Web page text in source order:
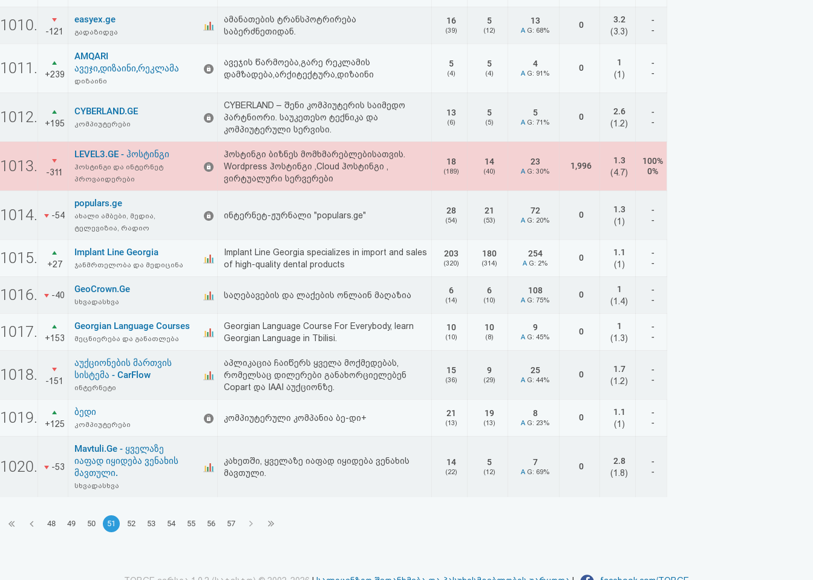
1010. -121
easyex.ge
გადაზიდვა
ამანათების ტრანსპოტრირება
საბერძნეთიდან.
16
(39)
5
(12)
13
A G: 68%
0
3.2
(3.3)
-
-
1011. +239
AMQARI
ავეჯი,დიზაინი,რეკლამა
დიზაინი
ავეჯის წარმოება,გარე რეკლამის
დამზადება,არქიტექტურა,დიზაინი
5
(4)
5
(4)
4
A G: 91%
0
1
(1)
-
-
1012. +195
CYBERLAND.GE
კომპიუტერები
CYBERLAND – შენი კომპიუტერის საიმედო
პარტნიორი. საუკეთესო ტექნიკა და
კომპიუტერული სერვისი.
13
(6)
5
(5)
5
A G: 71%
0
2.6
(1.2)
-
-
1013. -311
LEVEL3.GE - ჰოსტინგი
ჰოსტინგი და ინტერნეტ
პროვაიდერები
ჰოსტინგი ბიზნეს მომხმარებლებისათვის.
Wordpress ჰოსტინგი ,Cloud ჰოსტინგი ,
ვირტუალური სერვერები
18
(189)
14
(40)
23
A G: 30%
1,996
1.3
(4.7)
100%
0%
1014. -54
populars.ge
ახალი ამბები, მედია,
ტელევიზია, რადიო
ინტერნეტ-ჟურნალი "populars.ge" 28
(54)
21
(53)
72
A G: 20%
0
1.3
(1)
-
-
1015. +27
Implant Line Georgia
ჯანმრთელობა და მედიცინა
Implant Line Georgia specializes in import and sales
of high-quality dental products
203
(320)
180
(314)
254
A G: 2%
0
1.1
(1)
-
-
1016. -40
GeoCrown.Ge
სხვადასხვა
საღებავების და ლაქების ონლაინ მაღაზია 6
(14)
6
(10)
108
A G: 75%
0
1
(1.4)
-
-
1017. +153
Georgian Language Courses
მეცნიერება და განათლება
Georgian Language Course For Everybody, learn
Georgian Language in Tbilisi.
10
(10)
10
(8)
9
A G: 45%
0
1
(1.3)
-
-
1018. -151
აუქციონების მართვის
სისტემა - CarFlow
ინტერნეტი
აპლიკაცია ჩაიწერს ყველა მოქმედებას,
რომელსაც დილერები განახორციელებენ
Copart და IAAI აუქციონზე.
15
(36)
9
(29)
25
A G: 44%
0
1.7
(1.2)
-
-
1019. +125
ბედი
კომპიუტერები
კომპიუტერული კომპანია ბე-დი+ 21
(13)
19
(13)
8
A G: 23%
0
1.1
(1)
-
-
1020. -53
Mavtuli.Ge - ყველაზე
იაფად იყიდება ვენახის
მავთული.
სხვადასხვა
კახეთში, ყველაზე იაფად იყიდება ვენახის
მავთული.
14
(22)
5
(12)
7
A G: 69%
0
2.8
(1.8)
-
-
48 49 50 51 52 53 54 55 56 57